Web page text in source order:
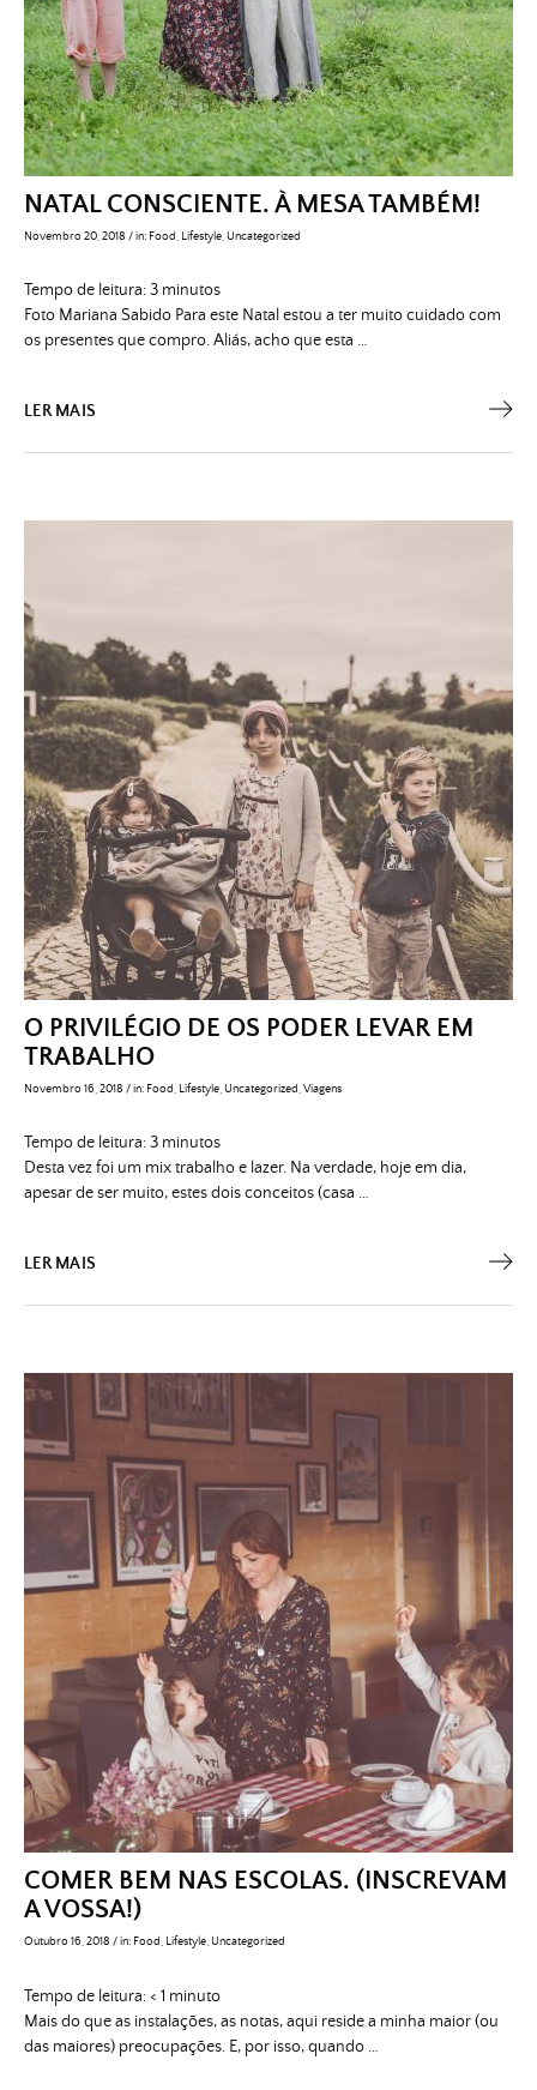
NATAL CONSCIENTE. À MESA TAMBÉM!
Novembro 20, 2018 /in: Food Lifestyle Uncategorized
Tempo de leitura:3 minutos
Foto Mariana Sabido Para este Natal estou a ter muito cuidado com
os presentes que compro. Aliás, acho que esta …
LER MAIS
O PRIVILÉGIO DE OS PODER LEVAR EM
TRABALHO
Novembro 16, 2018 /in: Food Lifestyle Uncategorized Viagens
Tempo de leitura:3 minutos
Desta vez foi um mix trabalho e lazer. Na verdade, hoje em dia,
apesar de ser muito, estes dois conceitos (casa …
LER MAIS
COMER BEM NAS ESCOLAS. (INSCREVAM
A VOSSA!)
Outubro 16, 2018 /in: Food Lifestyle Uncategorized
Tempo de leitura:< 1 minuto
Mais do que as instalações, as notas, aqui reside a minha maior (ou
das maiores) preocupações. E, por isso, quando …